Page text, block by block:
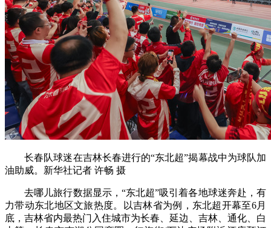
长春队球迷在吉林长春进行的“东北超”揭幕战中为球队加
油助威。新华社记者 许畅 摄
去哪儿旅行数据显示，“东北超”吸引着各地球迷奔赴，有
力带动东北地区文旅热度。以吉林省为例，东北超开幕至6月
底，吉林省内最热门入住城市为长春、延边、吉林、通化、白